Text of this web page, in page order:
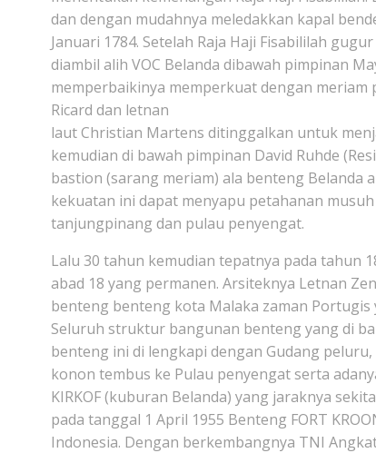
dan dengan mudahnya meledakkan kapal
Januari 1784. Setelah Raja Haji Fisabililah
diambil alih VOC Belanda dibawah pimpinan
memperbaikinya memperkuat dengan
Ricard dan letnan
laut Christian Martens ditinggalkan untuk
kemudian di bawah pimpinan David Ruhde
bastion (sarang meriam) ala benteng Belanda
kekuatan ini dapat menyapu petahanan
tanjungpinang dan pulau penyengat.
Lalu 30 tahun kemudian tepatnya pada tahun
abad 18 yang permanen. Arsiteknya Letnan
benteng benteng kota Malaka zaman Portugis
Seluruh struktur bangunan benteng yang di
benteng ini di lengkapi dengan Gudang
konon tembus ke Pulau penyengat serta
KIRKOF (kuburan Belanda) yang jaraknya
pada tanggal 1 April 1955 Benteng FORT
Indonesia. Dengan berkembangnya TNI